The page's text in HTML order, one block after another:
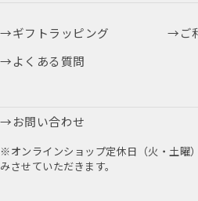
ギフトラッピング
ご
よくある質問
お問い合わせ
※オンラインショップ定休日（火・土曜
みさせていただきます。